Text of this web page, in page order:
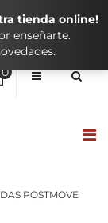
0
POSTMOVE
tienda online!
enseñarte.